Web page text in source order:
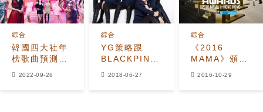
韓國四大社年
榜歌曲預測，
綜合
2022-09-26
YG策略跟
BLACKPINK
綜合
2018-06-27
《2016
MAMA》頒獎
綜合
2016-10-29